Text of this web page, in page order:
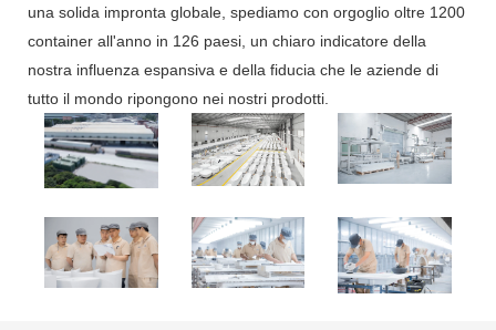
una solida impronta globale, spediamo con orgoglio oltre 1200
container all'anno in 126 paesi, un chiaro indicatore della
nostra influenza espansiva e della fiducia che le aziende di
tutto il mondo ripongono nei nostri prodotti.